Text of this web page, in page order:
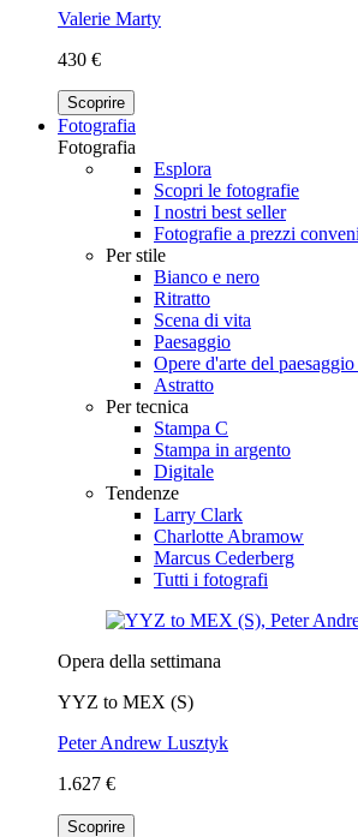
Valerie Marty
430 €
Scoprire
Fotografia
Fotografia
Esplora
Scopri le fotografie
I nostri best seller
Fotografie a prezzi
Per stile
Bianco e nero
Ritratto
Scena di vita
Paesaggio
Opere d'arte del
Astratto
Per tecnica
Stampa C
Stampa in argento
Digitale
Tendenze
Larry Clark
Charlotte Abramow
Marcus Cederberg
Tutti i fotografi
Opera della settimana
YYZ to MEX (S)
Peter Andrew Lusztyk
1.627 €
Scoprire